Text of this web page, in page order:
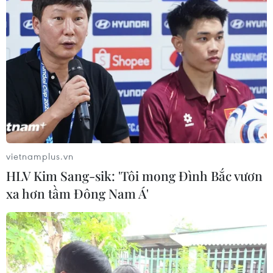
Công viên địa chất Trương
Dịch Đan Hà của Trung Quốc vào
mùa du lịch cao điểm
06/08/2026 04:13
Làng cổ tại Trung Quốc lung
linh trong lễ diễu hành đèn lồng cá
06/08/2026 04:11
Pháp mở các điểm tắm sông
phục vụ người dân trong mùa Hè
nắng nóng
06/08/2026 03:02
vietnamplus.vn
HLV Kim Sang-sik: 'Tôi mong Đình Bắc vươn
xa hơn tầm Đông Nam Á'